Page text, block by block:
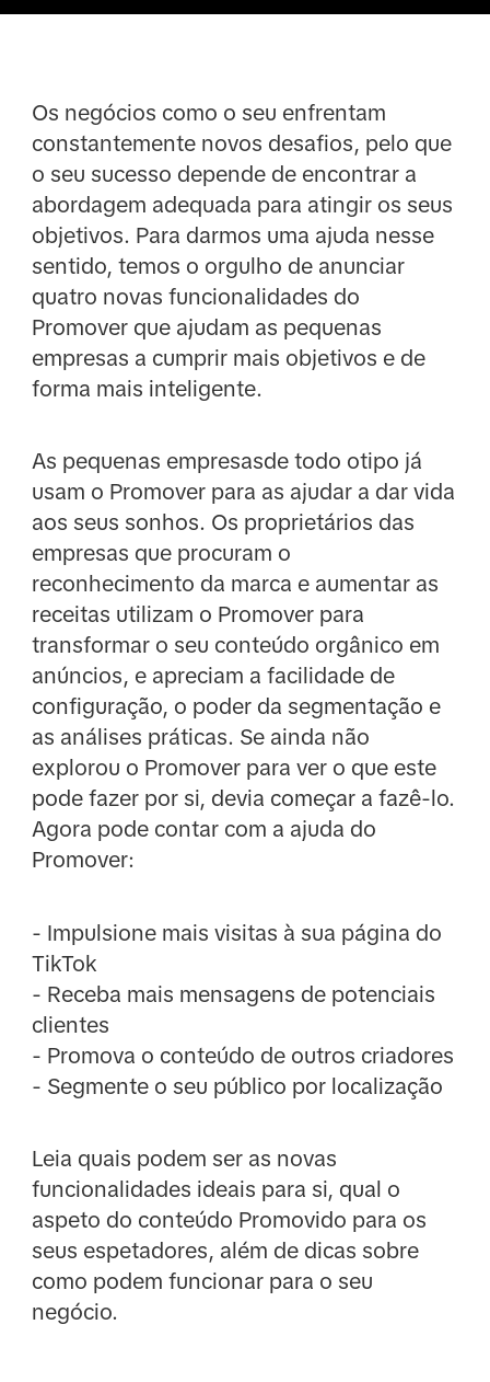
Os negócios como o seu enfrentam
constantemente novos desafios, pelo que
o seu sucesso depende de encontrar a
abordagem adequada para atingir os seus
objetivos. Para darmos uma ajuda nesse
sentido, temos o orgulho de anunciar
quatro novas funcionalidades do
Promover que ajudam as pequenas
empresas a cumprir mais objetivos e de
forma mais inteligente.
As pequenas empresasde todo otipo já
usam o Promover para as ajudar a dar vida
aos seus sonhos. Os proprietários das
empresas que procuram o
reconhecimento da marca e aumentar as
receitas utilizam o Promover para
transformar o seu conteúdo orgânico em
anúncios, e apreciam a facilidade de
configuração, o poder da segmentação e
as análises práticas. Se ainda não
explorou o Promover para ver o que este
pode fazer por si, devia começar a fazê-lo.
Agora pode contar com a ajuda do
Promover:
- Impulsione mais visitas à sua página do
TikTok
- Receba mais mensagens de potenciais
clientes
- Promova o conteúdo de outros criadores
- Segmente o seu público por localização
Leia quais podem ser as novas
funcionalidades ideais para si, qual o
aspeto do conteúdo Promovido para os
seus espetadores, além de dicas sobre
como podem funcionar para o seu
negócio.